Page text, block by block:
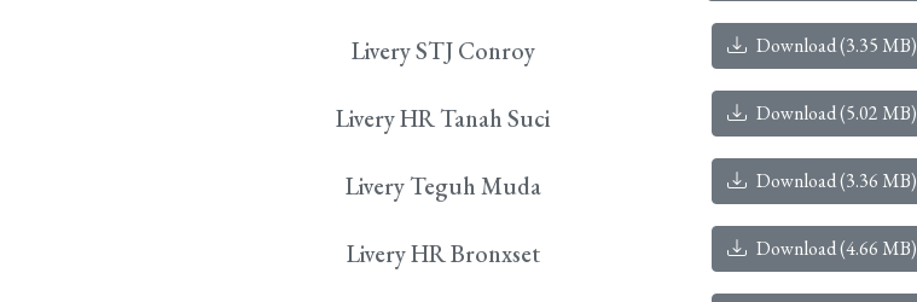
Livery STJ Conroy Download (3.35 MB)
Livery HR Tanah Suci Download (5.02 MB)
Livery Teguh Muda Download (3.36 MB)
Livery HR Bronxset Download (4.66 MB)